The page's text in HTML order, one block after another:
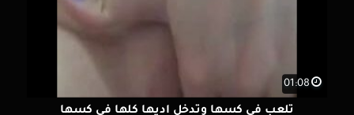
01:08
تلعب فى كسها وتدخل اديها كلها فى كسها